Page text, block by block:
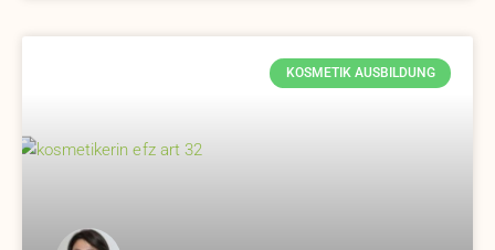
KOSMETIK AUSBILDUNG